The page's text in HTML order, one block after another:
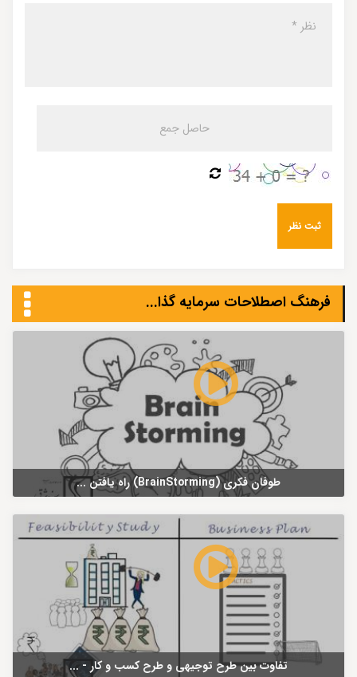
فرهنگ اصطلاحات سرمایه گذا...
طوفان فکری (BrainStorming) راه یافتن ...
تفاوت بین طرح توجیهی و طرح کسب و کار - ...